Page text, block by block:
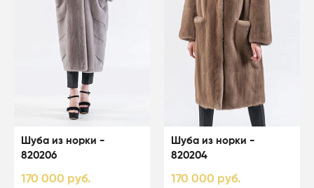
Шуба из норки -
820206
170 000 руб.
Шуба из норки -
820204
170 000 руб.